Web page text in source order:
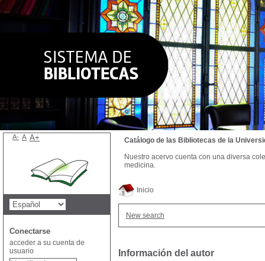
Inicio
New search
Información del autor
Catálogo de las Bibliotecas de la
Nuestro acervo cuenta con una diversa
medicina.
A- A A+
Conectarse
acceder a su cuenta de
usuario